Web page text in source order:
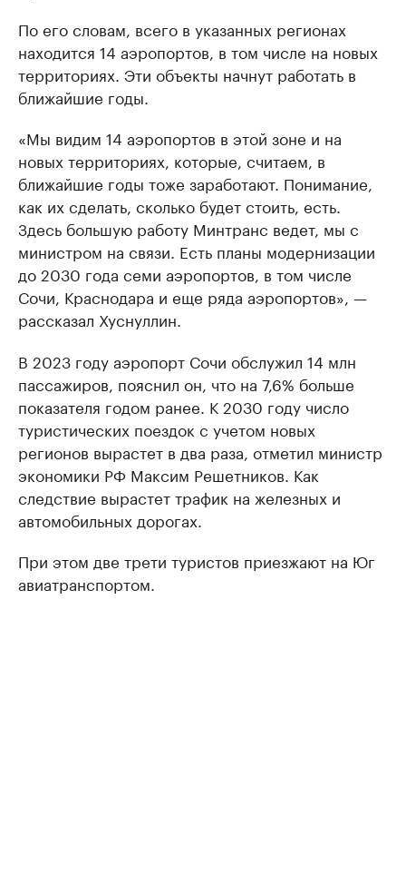
По его словам, всего в указанных регионах
находится 14 аэропортов, в том числе на новых
территориях. Эти объекты начнут работать в
ближайшие годы.
«Мы видим 14 аэропортов в этой зоне и на
новых территориях, которые, считаем, в
ближайшие годы тоже заработают. Понимание,
как их сделать, сколько будет стоить, есть.
Здесь большую работу Минтранс ведет, мы с
министром на связи. Есть планы модернизации
до 2030 года семи аэропортов, в том числе
Сочи, Краснодара и еще ряда аэропортов», —
рассказал Хуснуллин.
В 2023 году аэропорт Сочи обслужил 14 млн
пассажиров, пояснил он, что на 7,6% больше
показателя годом ранее. К 2030 году число
туристических поездок с учетом новых
регионов вырастет в два раза, отметил министр
экономики РФ Максим Решетников. Как
следствие вырастет трафик на железных и
автомобильных дорогах.
При этом две трети туристов приезжают на Юг
авиатранспортом.